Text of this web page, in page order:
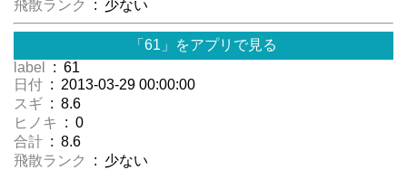
飛散ランク
: 少ない
「61」をアプリで見る
label
: 61
日付 : 2013-03-29 00:00:00
スギ : 8.6
ヒノキ
: 0
合計 : 8.6
飛散ランク
: 少ない